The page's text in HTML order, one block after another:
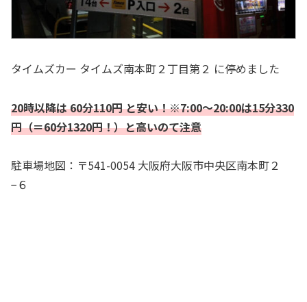
タイムズカー タイムズ南本町２丁目第２ に停めました
20時以降は60分110円 と安い！※7:00～20:00は15分330
円（＝60分1320円！）と高いのて注意
駐車場地図：〒541-0054 大阪府大阪市中央区南本町２
−６